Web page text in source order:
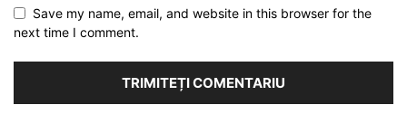
Save my name, email, and website in this browser for the
next time I comment.